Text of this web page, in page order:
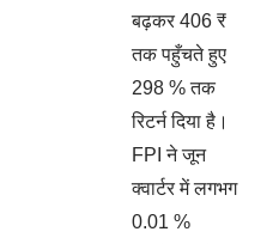
बढ़कर 406 ₹
तक पहुँचते हुए
298 % तक
रिटर्न दिया है।
FPI ने जून
क्वार्टर में लगभग
0.01 %